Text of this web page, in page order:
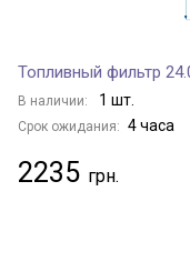
Топливный фильтр
В наличии: 1 шт.
Срок ожидания: 4 часа
2235